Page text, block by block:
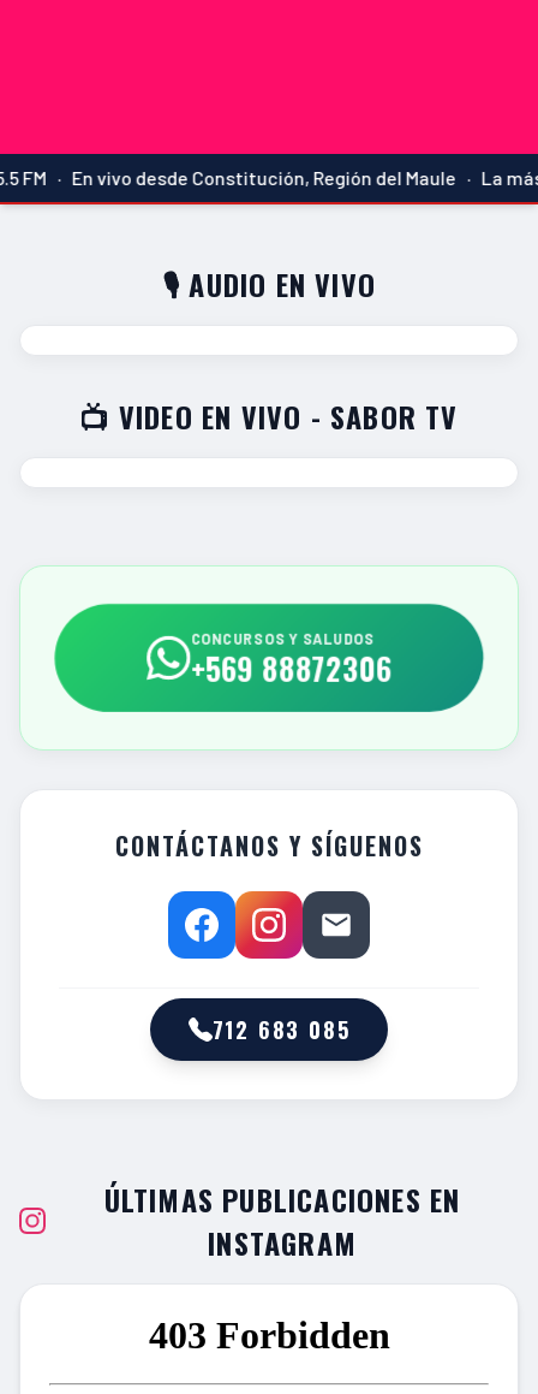
· En vivo desde Constitución, Región del Maule · La más
🎙️ AUDIO EN VIVO
📺 VIDEO EN VIVO - SABOR TV
CONCURSOS Y SALUDOS
+569 88872306
CONTÁCTANOS Y SÍGUENOS
712 683 085
ÚLTIMAS PUBLICACIONES EN
INSTAGRAM